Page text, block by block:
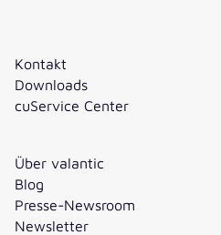
Kontakt
Downloads
cuService Center
Über valantic
Blog
Presse-Newsroom
Newsletter